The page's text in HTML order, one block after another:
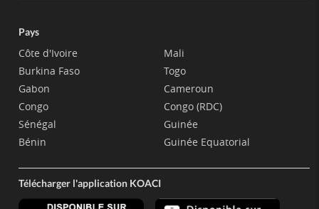
Pays
Côte d'Ivoire
Burkina Faso
Gabon
Congo
Sénégal
Bénin
Mali
Togo
Cameroun
Congo (RDC)
Guinée
Guinée Equatorial
Télécharger l'application KOACI